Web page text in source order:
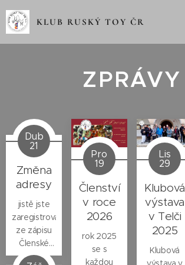
KLUB RUSKÝ TOY ČR
ZPRÁVY
Dub
21
Změna
adresy
jistě jste
zaregistrovali
ze zápisu
Členské
schůze v
Pro
19
Členství
v roce
2026
rok 2025
se s
každou
Lis
29
Klubová
výstava
v Telči
2025
Klubová